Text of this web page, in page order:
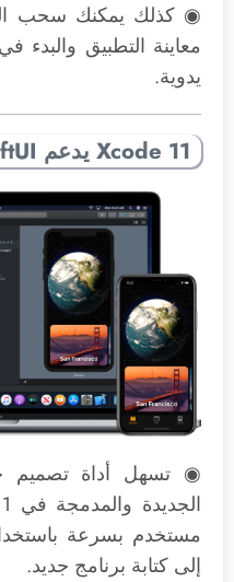
◉ كذلك يمكنك سحب
معاينة التطبيق والبدء
يدوية.
Xcode 11 يدعم SwiftUI
◉ تسهل أداة تصميم
إلى كتابة برنامج جديد.